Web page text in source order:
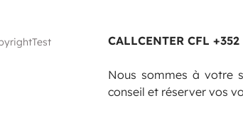
CALLCENTER CFL
Nous sommes à votre
conseil et réserver vos